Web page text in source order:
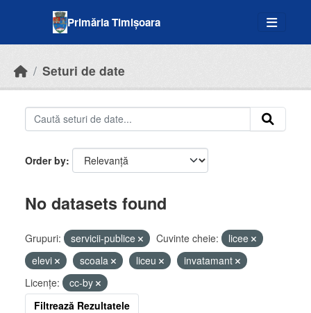
Primăria Timișoara
Seturi de date
Order by
No datasets found
Grupuri: servicii-publice Cuvinte cheie:
licee
elevi
scoala liceu
invatamant
Licenţe:
cc-by
Filtrează Rezultatele